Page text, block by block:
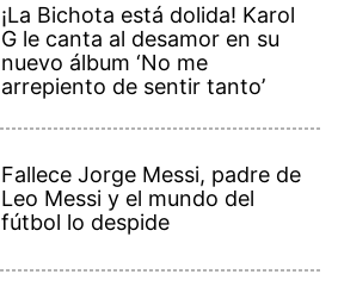
¡La Bichota está dolida! Karol
G le canta al desamor en su
nuevo álbum ‘No me
arrepiento de sentir tanto’
Fallece Jorge Messi, padre de
Leo Messi y el mundo del
fútbol lo despide